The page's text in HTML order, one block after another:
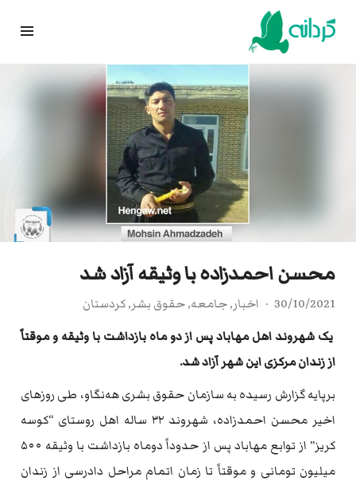
Skip
content
محسن احمدزاده با وثیقه آزاد شد
30/10/2021 اخبار,جامعه,حقوق بشر,کردستان
یک شهروند اهل مهاباد پس از دو ماه بازداشت با وثیقه و موقتاً
از زندان مرکزی این شهر آزاد شد.
برپایه گزارش رسیده به سازمان حقوق بشری هه‌نگاو، طی روزهای
اخیر محسن احمدزاده، شهروند ۳۲ ساله اهل روستای “کوسه
کریز” از توابع مهاباد پس از حدوداً دوماه بازداشت با وثیقه ۵۰۰
میلیون تومانی و موقتاً تا زمان اتمام مراحل دادرسی از زندان